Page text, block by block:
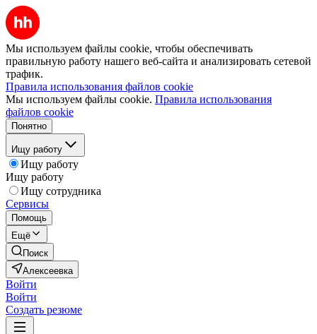
Мы используем файлы cookie, чтобы обеспечивать
правильную работу нашего веб-сайта и анализировать сетевой
трафик.
Правила использования файлов cookie
Мы используем файлы cookie. Правила использования
файлов cookie
Понятно
Ищу работу
Ищу работу
Ищу работу
Ищу сотрудника
Сервисы
Помощь
Ещё
Поиск
Алексеевка
Войти
Войти
Создать резюме